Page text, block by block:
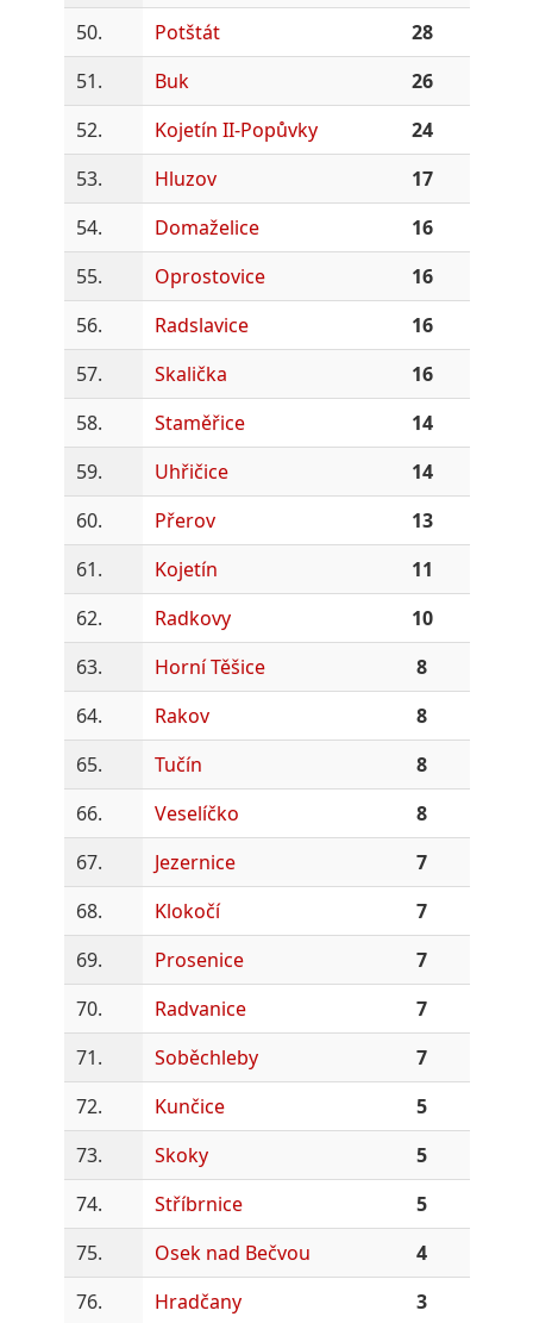
50. Potštát
28
51.
Buk
26
52.
Kojetín II-Popůvky
24
53.
Hluzov
17
54.
Domaželice
16
55.
Oprostovice
16
56.
Radslavice
16
57.
Skalička
16
58.
Staměřice
14
59.
Uhřičice
14
60.
Přerov
13
61.
Kojetín
11
62.
Radkovy
10
63.
Horní Těšice
8
64.
Rakov
8
65.
Tučín
8
66.
Veselíčko
8
67.
Jezernice
7
68.
Klokočí
7
69.
Prosenice
7
70.
Radvanice
7
71.
Soběchleby
7
72.
Kunčice
5
73.
Skoky
5
74.
Stříbrnice
5
75.
Osek nad Bečvou
4
76.
Hradčany
3